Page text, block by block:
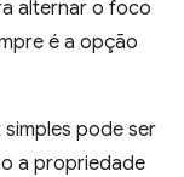
alternar o foco
é a opção
pode ser
a propriedade